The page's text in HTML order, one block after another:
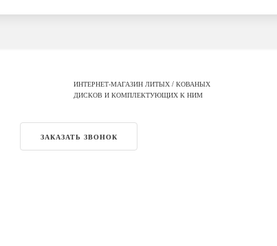
ИНТЕРНЕТ-МАГАЗИН ЛИТЫХ / КОВАНЫХ
ДИСКОВ И КОМПЛЕКТУЮЩИХ К НИМ
ЗАКАЗАТЬ ЗВОНОК